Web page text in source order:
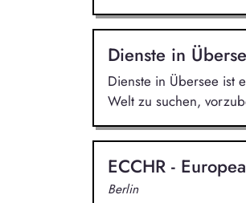
Dienste in
Dienste in Übersee ist
Welt zu suchen,
ECCHR -
Berlin